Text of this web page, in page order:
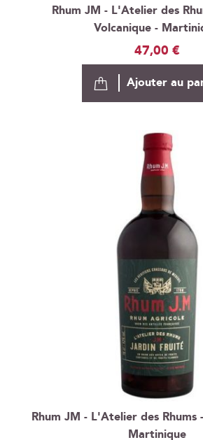
Rhum JM - L'Atelier des
Volcanique -
47,00 €
Ajouter au
Rhum JM - L'Atelier des
Martinique